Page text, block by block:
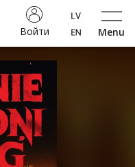
Menu
Войти